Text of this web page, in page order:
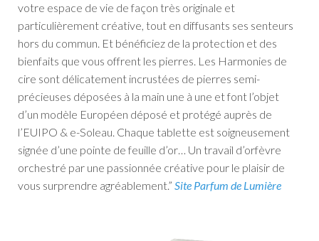
votre espace de vie de façon très originale et
particulièrement créative, tout en diffusants ses senteurs
hors du commun. Et bénéficiez de la protection et des
bienfaits que vous offrent les pierres. Les Harmonies de
cire sont délicatement incrustées de pierres semi-
précieuses déposées à la main une à une et font l’objet
d’un modèle Européen déposé et protégé auprès de
l’EUIPO & e-Soleau. Chaque tablette est soigneusement
signée d’une pointe de feuille d’or… Un travail d’orfèvre
orchestré par une passionnée créative pour le plaisir de
vous surprendre agréablement.” Site Parfum de Lumière